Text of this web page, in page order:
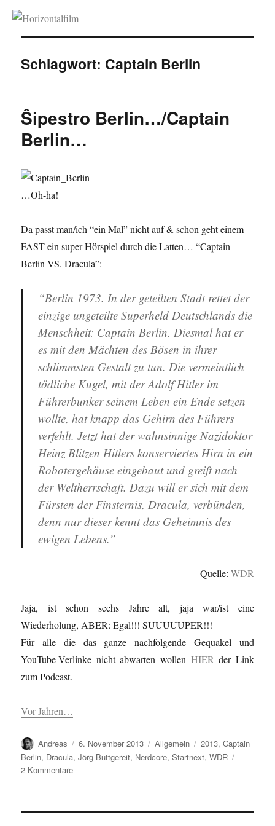
Horizontalfilm
Schlagwort: Captain Berlin
Ŝipestro Berlin…/Captain
Berlin…
…Oh-ha!
Da passt man/ich “ein Mal” nicht auf & schon geht einem
FAST ein super Hörspiel durch die Latten… “Captain
Berlin VS. Dracula”:
“Berlin 1973. In der geteilten Stadt rettet der
einzige ungeteilte Superheld Deutschlands die
Menschheit: Captain Berlin. Diesmal hat er
es mit den Mächten des Bösen in ihrer
schlimmsten Gestalt zu tun. Die vermeintlich
tödliche Kugel, mit der Adolf Hitler im
Führerbunker seinem Leben ein Ende setzen
wollte, hat knapp das Gehirn des Führers
verfehlt. Jetzt hat der wahnsinnige Nazidoktor
Heinz Blitzen Hitlers konserviertes Hirn in ein
Robotergehäuse eingebaut und greift nach
der Weltherrschaft. Dazu will er sich mit dem
Fürsten der Finsternis, Dracula, verbünden,
denn nur dieser kennt das Geheimnis des
ewigen Lebens.”
Quelle: WDR
Jaja, ist schon sechs Jahre alt, jaja war/ist eine
Wiederholung, ABER: Egal!!! SUUUUUPER!!!
Für alle die das ganze nachfolgende Gequakel und
YouTube-Verlinke nicht abwarten wollen HIER der Link
zum Podcast.
Vor Jahren…
Autor
Andreas
Veröffentlicht
am
6. November 2013 Kategorien
Allgemein Schlagwörter
2013,Captain
Berlin, Dracula,Jörg Buttgereit, Nerdcore,Startnext,WDR
2 Kommentarezu
Berlin…